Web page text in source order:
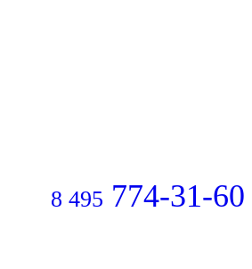
8 495 774-31-60